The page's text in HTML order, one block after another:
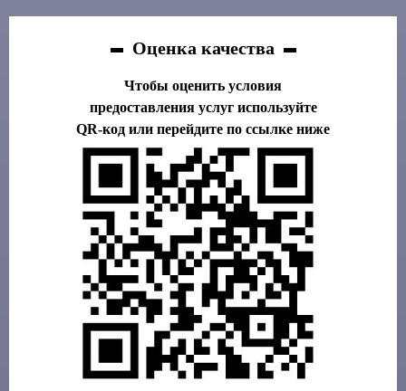
Оценка качества
Чтобы оценить условия
предоставления услуг используйте
QR-код или перейдите по ссылке ниже